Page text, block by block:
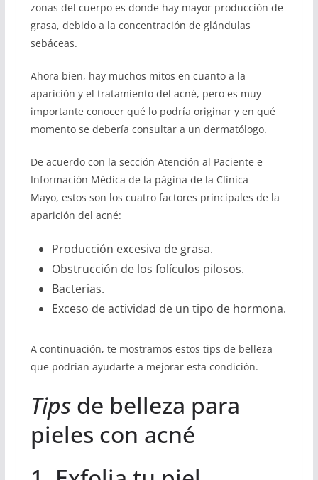
zonas del cuerpo es donde hay mayor producción de
grasa, debido a la concentración de glándulas
sebáceas.
Ahora bien, hay muchos mitos en cuanto a la
aparición y el tratamiento del acné, pero es muy
importante conocer qué lo podría originar y en qué
momento se debería consultar a un dermatólogo.
De acuerdo con la sección Atención al Paciente e
Información Médica de la página de la Clínica
Mayo, estos son los cuatro factores principales de la
aparición del acné:
Producción excesiva de grasa.
Obstrucción de los folículos pilosos.
Bacterias.
Exceso de actividad de un tipo de hormona.
A continuación, te mostramos estos tips de belleza
que podrían ayudarte a mejorar esta condición.
Tipsde belleza para
pieles con acné